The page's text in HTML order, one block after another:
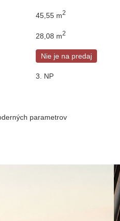
45,55 m2
28,08 m2
Nie je na predaj
3. NP
parametrov